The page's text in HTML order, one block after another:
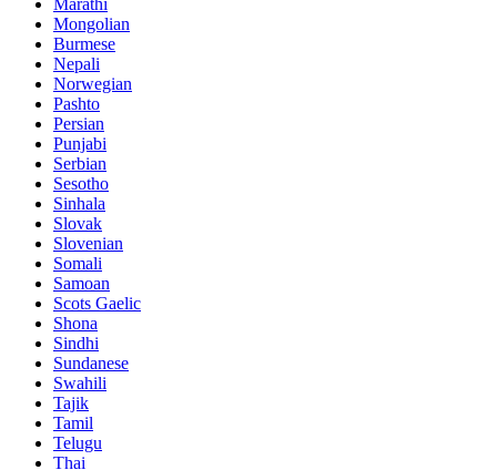
Marathi
Mongolian
Burmese
Nepali
Norwegian
Pashto
Persian
Punjabi
Serbian
Sesotho
Sinhala
Slovak
Slovenian
Somali
Samoan
Scots Gaelic
Shona
Sindhi
Sundanese
Swahili
Tajik
Tamil
Telugu
Thai